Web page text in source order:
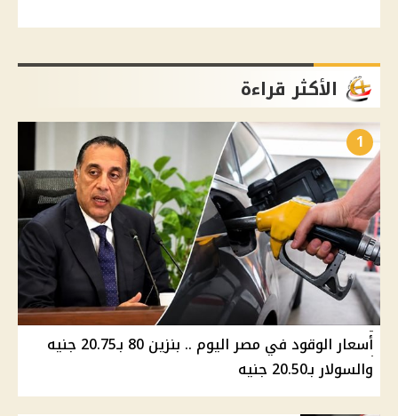
الأكثر قراءة
1
أسعار الوقود في مصر اليوم .. بنزين 80 بـ20.75 جنيه
والسولار بـ20.50 جنيه